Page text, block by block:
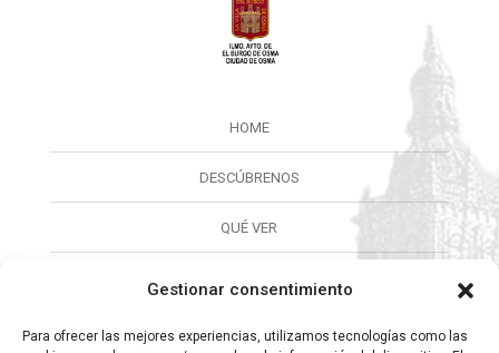
Gestionar consentimiento
Para ofrecer las mejores experiencias, utilizamos tecnologías como las
HOME
DESCÚBRENOS
QUÉ VER
CALENDARIO